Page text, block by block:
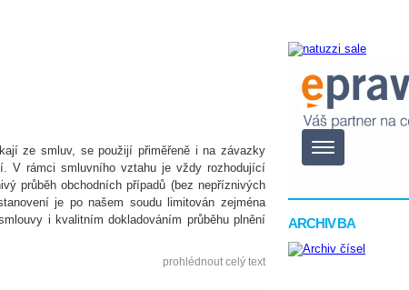
ARCHIV BA
ze smluv, se použijí přiměřeně i na závazky
V rámci smluvního vztahu je vždy rozhodující
průběh obchodních případů (bez nepříznivých
je po našem soudu limitován zejména
i kvalitním dokladováním průběhu plnění
prohlédnout celý text